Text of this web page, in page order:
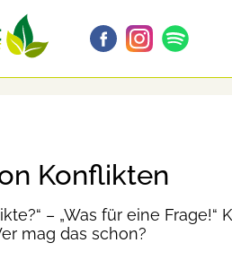
Konflikten
– „Was für eine
mag das schon?